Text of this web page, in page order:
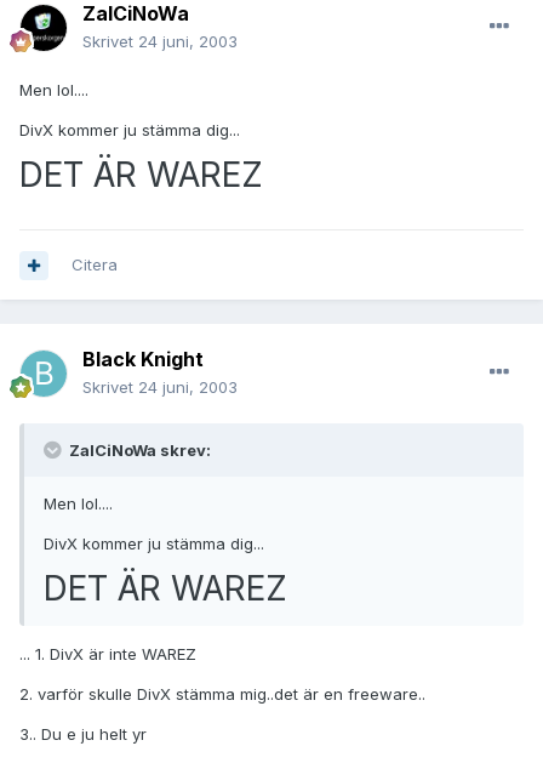
ZalCiNoWa
Skrivet 24 juni, 2003
Men lol....
DivX kommer ju stämma dig...
DET ÄR WAREZ
Citera
Black Knight
Skrivet 24 juni, 2003
ZalCiNoWa skrev:
Men lol....
DivX kommer ju stämma dig...
DET ÄR WAREZ
... 1. DivX är inte WAREZ
2. varför skulle DivX stämma mig..det är en freeware..
3.. Du e ju helt yr